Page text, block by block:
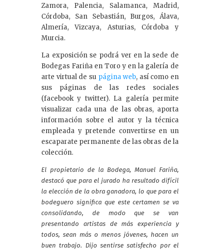
Zamora, Palencia, Salamanca, Madrid,
Córdoba, San Sebastián, Burgos, Álava,
Almería, Vizcaya, Asturias, Córdoba y
Murcia.
La exposición se podrá ver en la sede de
Bodegas Fariña en Toro y en la galería de
arte virtual de su página web, así como en
sus páginas de las redes sociales
(facebook y twitter). La galería permite
visualizar cada una de las obras, aporta
información sobre el autor y la técnica
empleada y pretende convertirse en un
escaparate permanente de las obras de la
colección.
El propietario de la Bodega, Manuel Fariña,
destacó que para el jurado ha resultado difícil
la elección de la obra ganadora, lo que para el
bodeguero significa que este certamen se va
consolidando, de modo que se van
presentando artistas de más experiencia y
todos, sean más o menos jóvenes, hacen un
buen trabajo. Dijo sentirse satisfecho por el